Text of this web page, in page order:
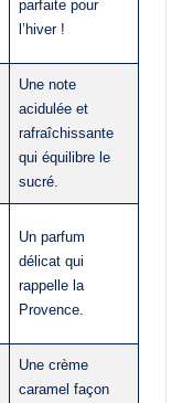
parfaite pour
l’hiver !
Une note
acidulée et
rafraîchissante
qui équilibre le
sucré.
Un parfum
délicat qui
rappelle la
Provence.
Une crème
caramel façon